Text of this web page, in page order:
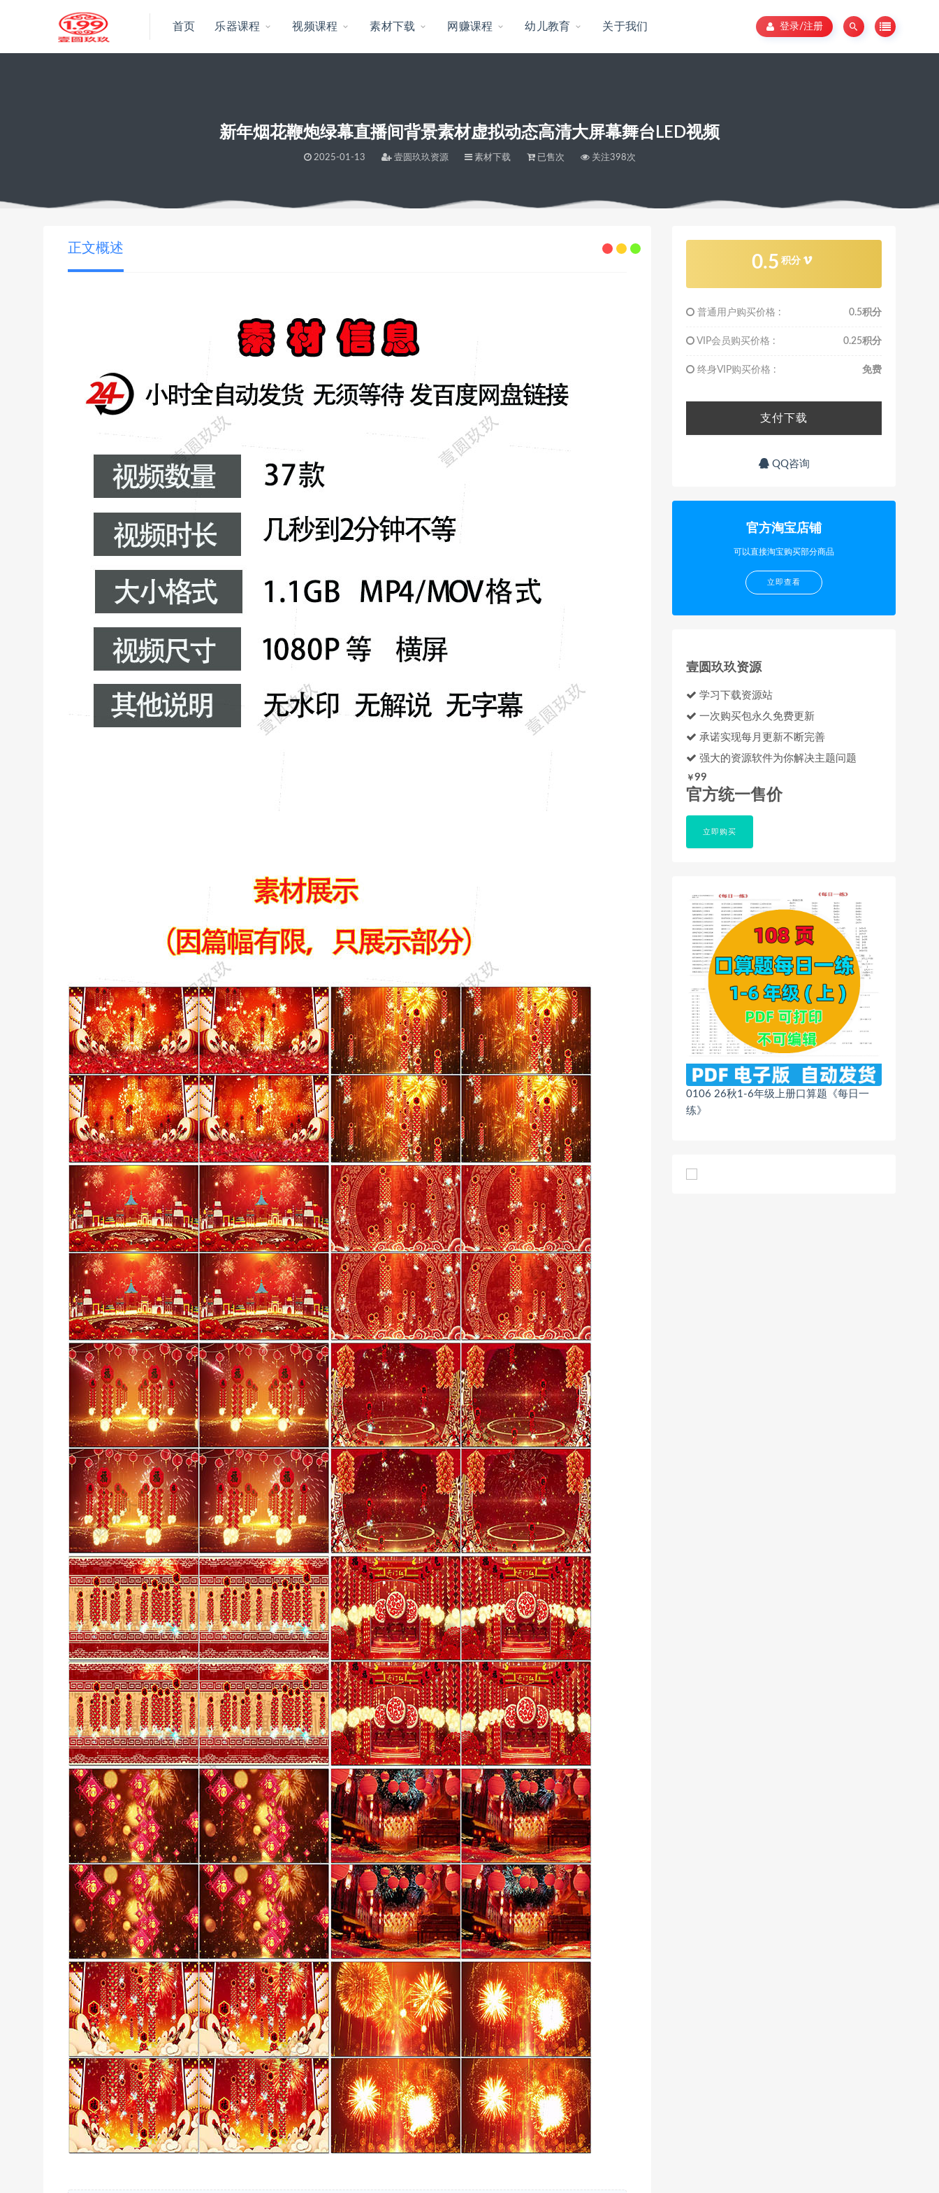
首页 乐器课程 视频课程 素材下载 网赚课程 幼儿教育 关于我们 登录/注册
新年烟花鞭炮绿幕直播间背景素材虚拟动态高清大屏幕舞台LED视频
2025-01-13 壹圆玖玖资源 素材下载 已售次 关注398次
正文概述
0.5 积分
普通用户购买价格 : 0.5积分
VIP会员购买价格 : 0.25积分
终身VIP购买价格 : 免费
支付下载
QQ咨询
官方淘宝店铺
可以直接淘宝购买部分商品
立即查看
壹圆玖玖资源
学习下载资源站
一次购买包永久免费更新
承诺实现每月更新不断完善
强大的资源软件为你解决主题问题
￥99
官方统一售价
立即购买
0106 26秋1-6年级上册口算题《每日一
练》